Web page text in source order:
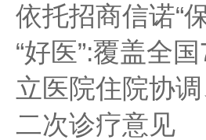
依托招商信诺“
“好医”:覆盖全
立医院住院协
二次诊疗意见